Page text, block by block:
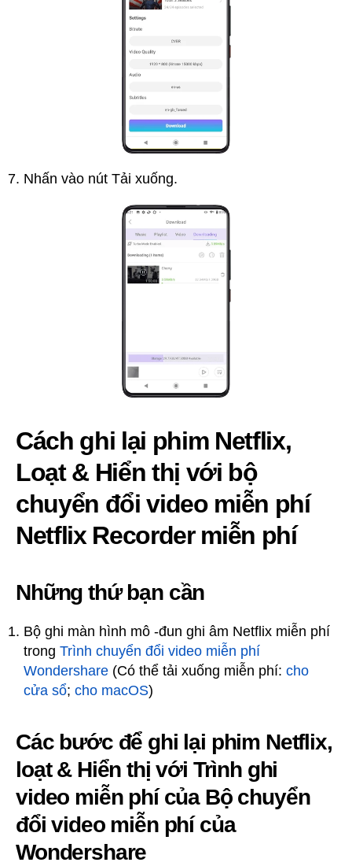
Nhấn vào nút Tải xuống.
Cách ghi lại phim Netflix,
Loạt & Hiển thị với bộ
chuyển đổi video miễn phí
Netflix Recorder miễn phí
Những thứ bạn cần
Bộ ghi màn hình mô -đun ghi âm Netflix miễn phí
trong Trình chuyển đổi video miễn phí
Wondershare (Có thể tải xuống miễn phí: cho
cửa sổ; cho macOS)
Các bước để ghi lại phim Netflix,
loạt & Hiển thị với Trình ghi
video miễn phí của Bộ chuyển
đổi video miễn phí của
Wondershare